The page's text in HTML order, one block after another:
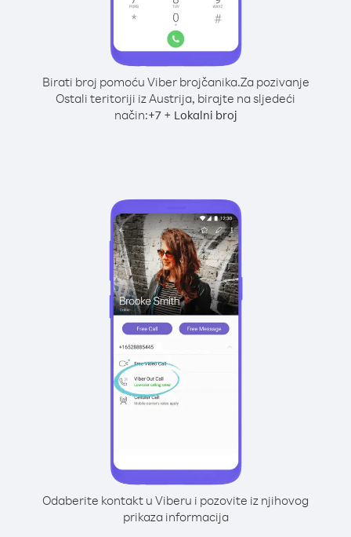
Birati broj pomoću Viber brojčanika.Za pozivanje
Ostali teritoriji iz Austrija, birajte na sljedeći
način:+7+ Lokalni broj
Odaberite kontakt u Viberu i pozovite iz njihovog
prikaza informacija